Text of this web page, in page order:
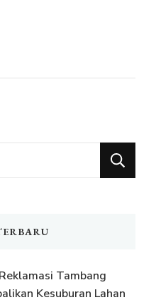
Tambang
Kesuburan Lahan